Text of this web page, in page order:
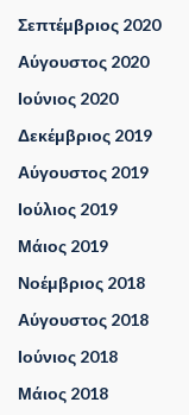
Σεπτέμβριος 2020
Αύγουστος 2020
Ιούνιος 2020
Δεκέμβριος 2019
Αύγουστος 2019
Ιούλιος 2019
Μάιος 2019
Νοέμβριος 2018
Αύγουστος 2018
Ιούνιος 2018
Μάιος 2018